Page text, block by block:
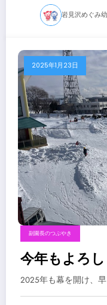
岩見沢めぐみ
2025年1月23日
副園長のつぶやき
今年もよろ
2025年も幕を開け、